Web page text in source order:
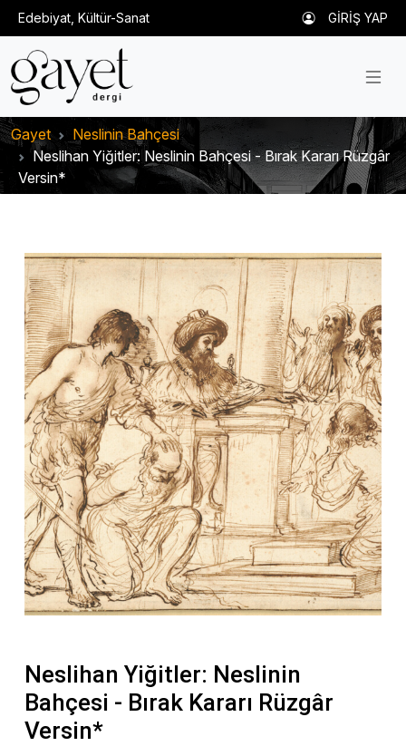
Edebiyat, Kültür-Sanat GİRİŞ YAP
Gayet
Neslinin Bahçesi
Neslihan Yiğitler: Neslinin Bahçesi - Bırak Kararı Rüzgâr
Versin*
Neslihan Yiğitler: Neslinin
Bahçesi - Bırak Kararı Rüzgâr
Versin*